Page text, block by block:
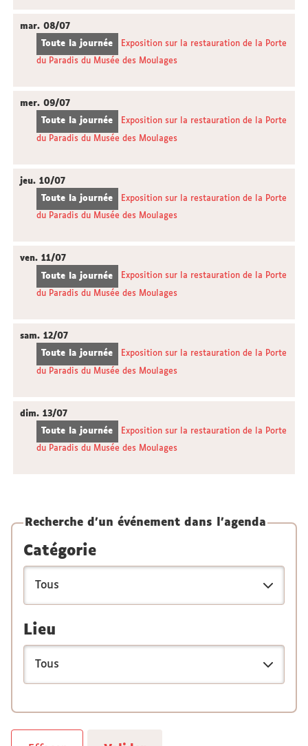
mar.08/07
Toute la journée Exposition sur la restauration de la Porte
du Paradis du Musée des Moulages
mer.09/07
Toute la journée Exposition sur la restauration de la Porte
du Paradis du Musée des Moulages
jeu.10/07
Toute la journée Exposition sur la restauration de la Porte
du Paradis du Musée des Moulages
ven.11/07
Toute la journée Exposition sur la restauration de la Porte
du Paradis du Musée des Moulages
sam.12/07
Toute la journée Exposition sur la restauration de la Porte
du Paradis du Musée des Moulages
dim.13/07
Toute la journée Exposition sur la restauration de la Porte
du Paradis du Musée des Moulages
Recherche d'un événement dans l'agenda
Catégorie
Lieu